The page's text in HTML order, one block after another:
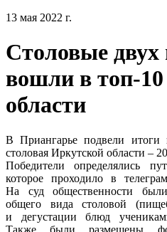
13 мая 2022 г.
Столовые
вошли в топ-
области
В Приангарье подвели итоги
столовая Иркутской области –
Победители определялись
которое проходило в
На суд общественности
общего вида столовой
и дегустации блюд
Также были размещены